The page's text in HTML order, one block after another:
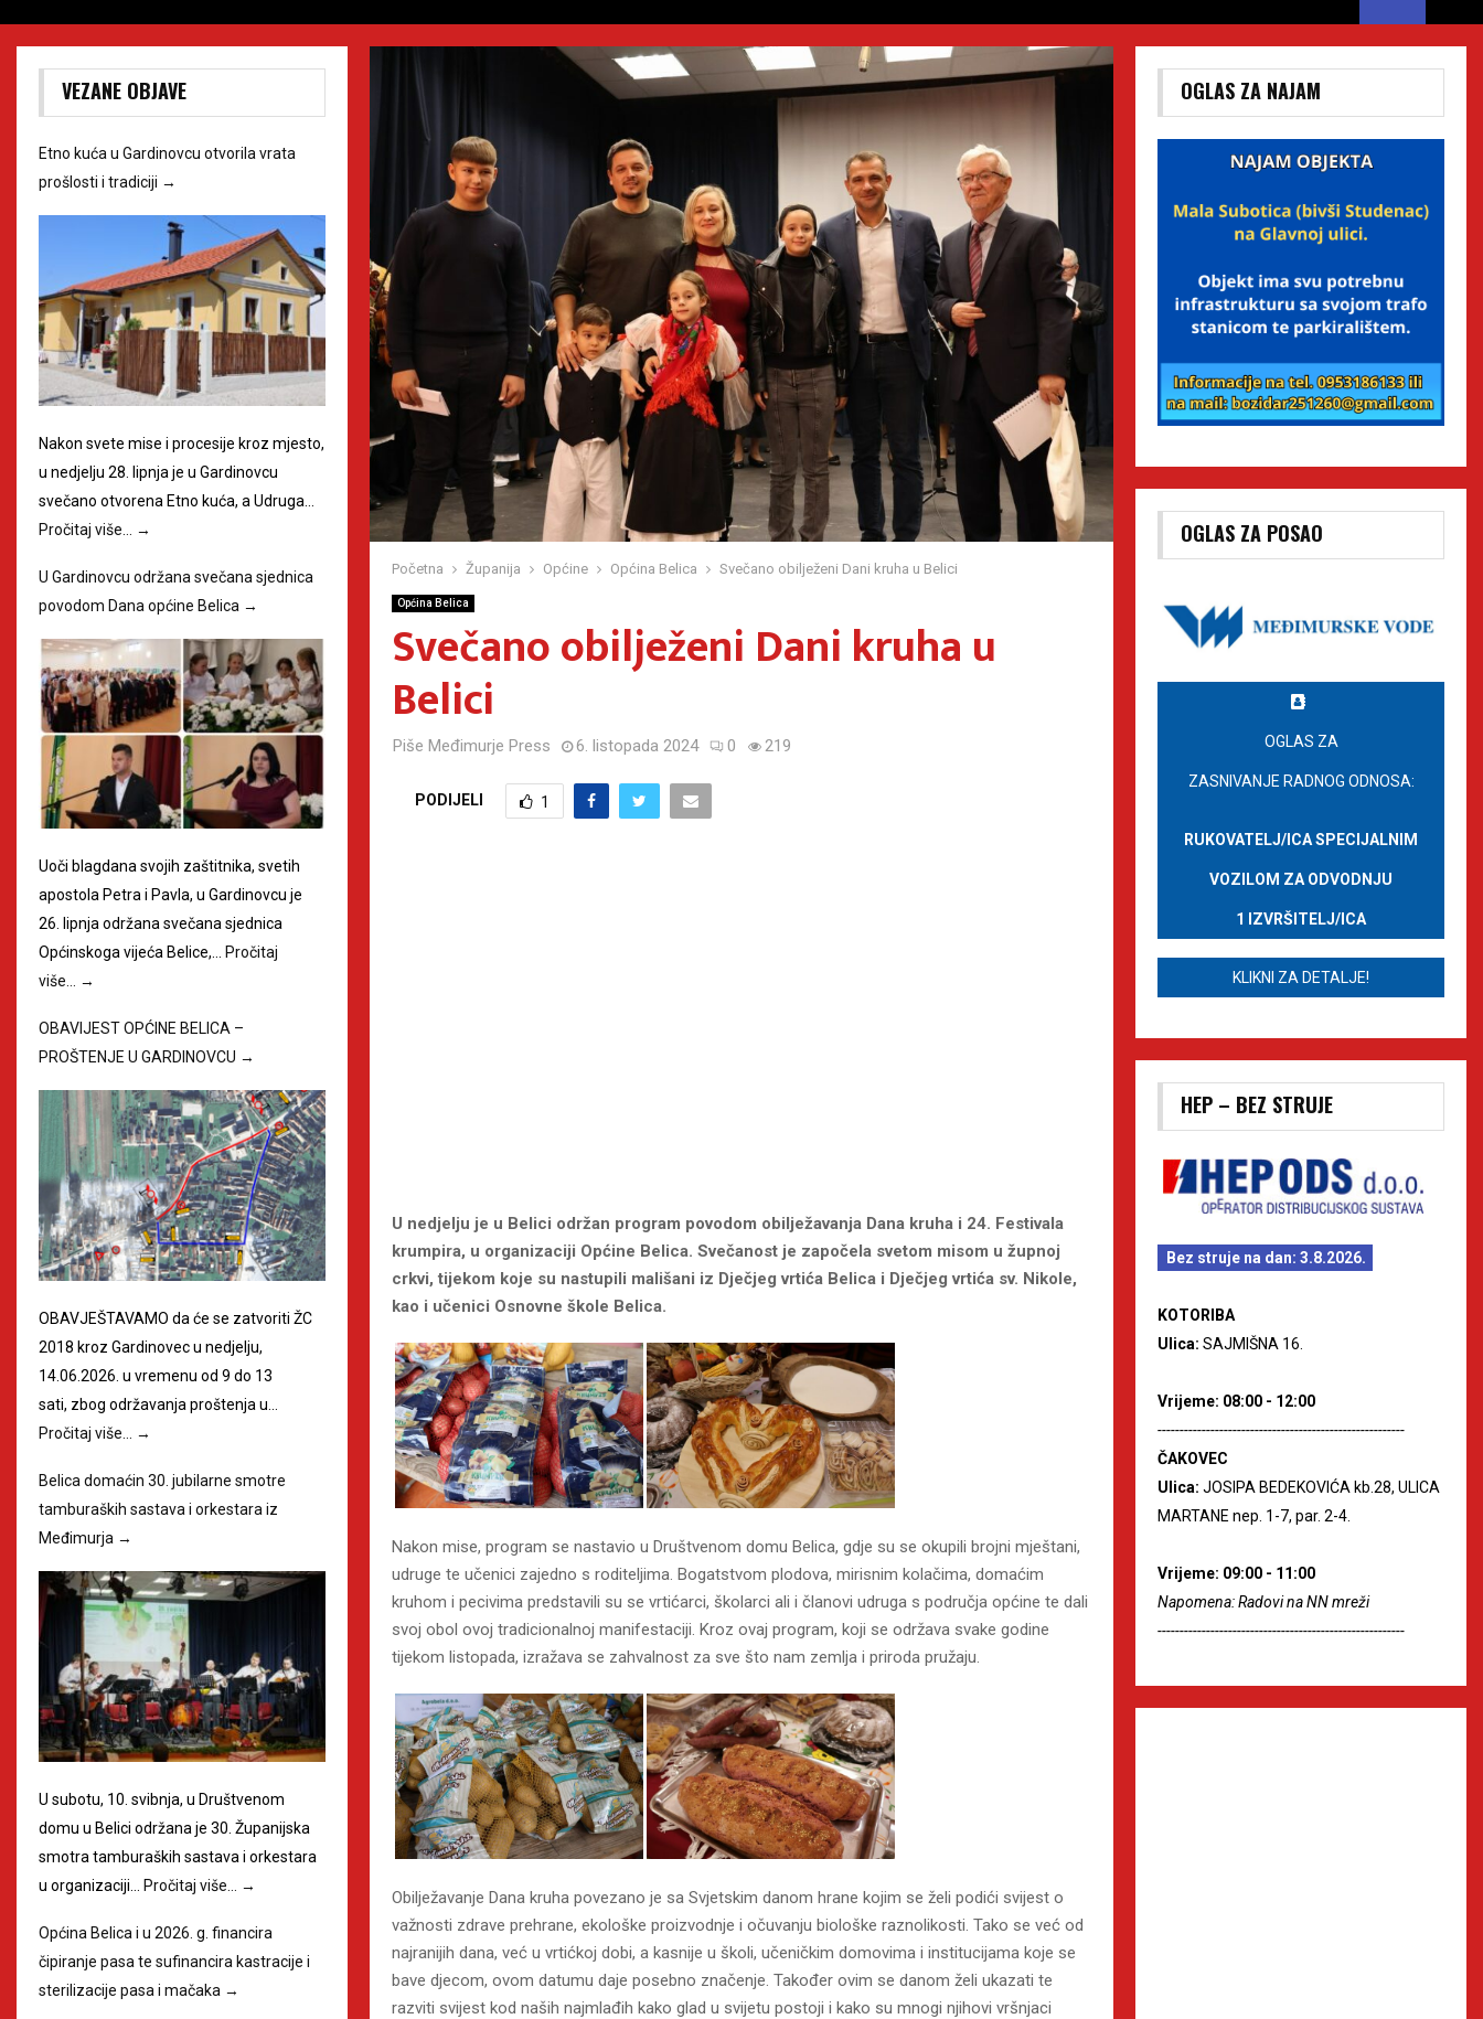
Početna Županija Općine Općina Belica Svečano obilježeni Dani kruha u Belici
Općina Belica
Svečano obilježeni Dani kruha u
Belici
Piše Međimurje Press 6. listopada 2024 0 219
PODIJELI 1
U nedjelju je u Belici održan program povodom obilježavanja Dana kruha i 24. Festivala
krumpira, u organizaciji Općine Belica. Svečanost je započela svetom misom u župnoj
crkvi, tijekom koje su nastupili mališani iz Dječjeg vrtića Belica i Dječjeg vrtića sv. Nikole,
kao i učenici Osnovne škole Belica.
Nakon mise, program se nastavio u Društvenom domu Belica, gdje su se okupili brojni mještani,
udruge te učenici zajedno s roditeljima. Bogatstvom plodova, mirisnim kolačima, domaćim
kruhom i pecivima predstavili su se vrtićarci, školarci ali i članovi udruga s područja općine te dali
svoj obol ovoj tradicionalnoj manifestaciji. Kroz ovaj program, koji se održava svake godine
tijekom listopada, izražava se zahvalnost za sve što nam zemlja i priroda pružaju.
Obilježavanje Dana kruha povezano je sa Svjetskim danom hrane kojim se želi podići svijest o
važnosti zdrave prehrane, ekološke proizvodnje i očuvanju biološke raznolikosti. Tako se već od
najranijih dana, već u vrtićkoj dobi, a kasnije u školi, učeničkim domovima i institucijama koje se
bave djecom, ovom datumu daje posebno značenje. Također ovim se danom želi ukazati te
razviti svijest kod naših najmlađih kako glad u svijetu postoji i kako su mnogi njihovi vršnjaci
VEZANE OBJAVE
Etno kuća u Gardinovcu otvorila vrata
prošlosti i tradiciji →
Nakon svete mise i procesije kroz mjesto,
u nedjelju 28. lipnja je u Gardinovcu
svečano otvorena Etno kuća, a Udruga…
Pročitaj više…
→
U Gardinovcu održana svečana sjednica
povodom Dana općine Belica →
Uoči blagdana svojih zaštitnika, svetih
apostola Petra i Pavla, u Gardinovcu je
26. lipnja održana svečana sjednica
Općinskoga vijeća Belice,… Pročitaj
više… →
OBAVIJEST OPĆINE BELICA –
PROŠTENJE U GARDINOVCU →
OBAVJEŠTAVAMO da će se zatvoriti ŽC
2018 kroz Gardinovec u nedjelju,
14.06.2026. u vremenu od 9 do 13
sati, zbog održavanja proštenja u…
Pročitaj više…
→
Belica domaćin 30. jubilarne smotre
tamburaških sastava i orkestara iz
Međimurja →
U subotu, 10. svibnja, u Društvenom
domu u Belici održana je 30. Županijska
smotra tamburaških sastava i orkestara
u organizaciji…
Pročitaj više… →
Općina Belica i u 2026. g. financira
čipiranje pasa te sufinancira kastracije i
sterilizacije pasa i mačaka →
OGLAS ZA NAJAM
OGLAS ZA POSAO
OGLAS ZA
ZASNIVANJE RADNOG ODNOSA:
RUKOVATELJ/ICA SPECIJALNIM
VOZILOM ZA ODVODNJU
1 IZVRŠITELJ/ICA
KLIKNI ZA DETALJE!
HEP – BEZ STRUJE
Bez struje na dan: 3.8.2026.
KOTORIBA
Ulica: SAJMIŠNA 16.
Vrijeme: 08:00 - 12:00
--------------------------------------------------------
ČAKOVEC
Ulica: JOSIPA BEDEKOVIĆA kb.28, ULICA
MARTANE nep. 1-7, par. 2-4.
Vrijeme: 09:00 - 11:00
Napomena: Radovi na NN mreži
--------------------------------------------------------